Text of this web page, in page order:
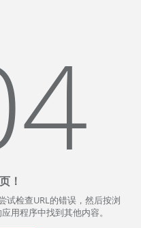
！
试检查URL的错误，然后按浏
用程序中找到其他内容。